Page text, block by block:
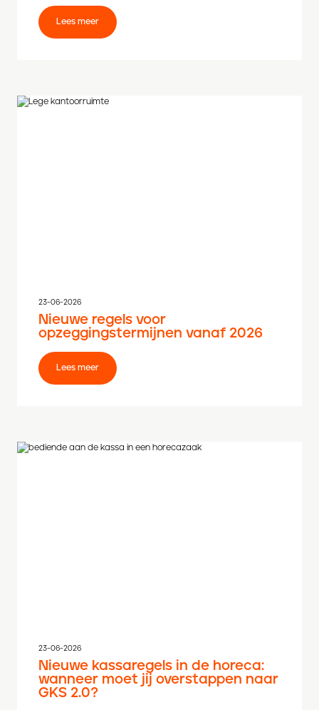
Lees meer
23-06-2026
Nieuwe regels voor
opzeggingstermijnen vanaf 2026
Lees meer
23-06-2026
Nieuwe kassaregels in de horeca:
wanneer moet jij overstappen naar
GKS 2.0?